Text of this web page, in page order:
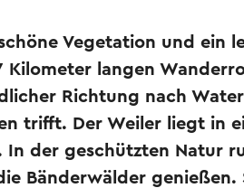
Vegetation und ein
Kilometer langen
Richtung nach
trifft. Der Weiler liegt in
In der geschützten Natur
Bänderwälder genießen.